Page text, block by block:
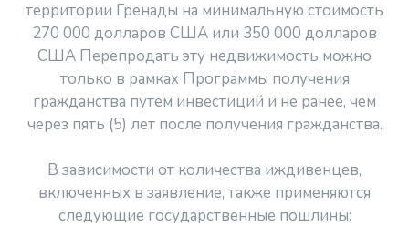
территории Гренады на минимальную стоимость
270 000 долларов США или 350 000 долларов
США Перепродать эту недвижимость можно
только в рамках Программы получения
гражданства путем инвестиций и не ранее, чем
через пять (5) лет после получения гражданства.
В зависимости от количества иждивенцев,
включенных в заявление, также применяются
следующие государственные пошлины: